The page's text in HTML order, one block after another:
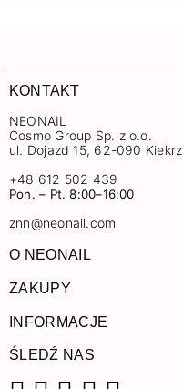
KONTAKT
NEONAIL
Cosmo Group Sp. z o.o.
ul. Dojazd 15, 62-090 Kiekrz
+48 612 502 439
Pon. – Pt. 8:00–16:00
znn@neonail.com
O NEONAIL
ZAKUPY
INFORMACJE
ŚLEDŹ NAS